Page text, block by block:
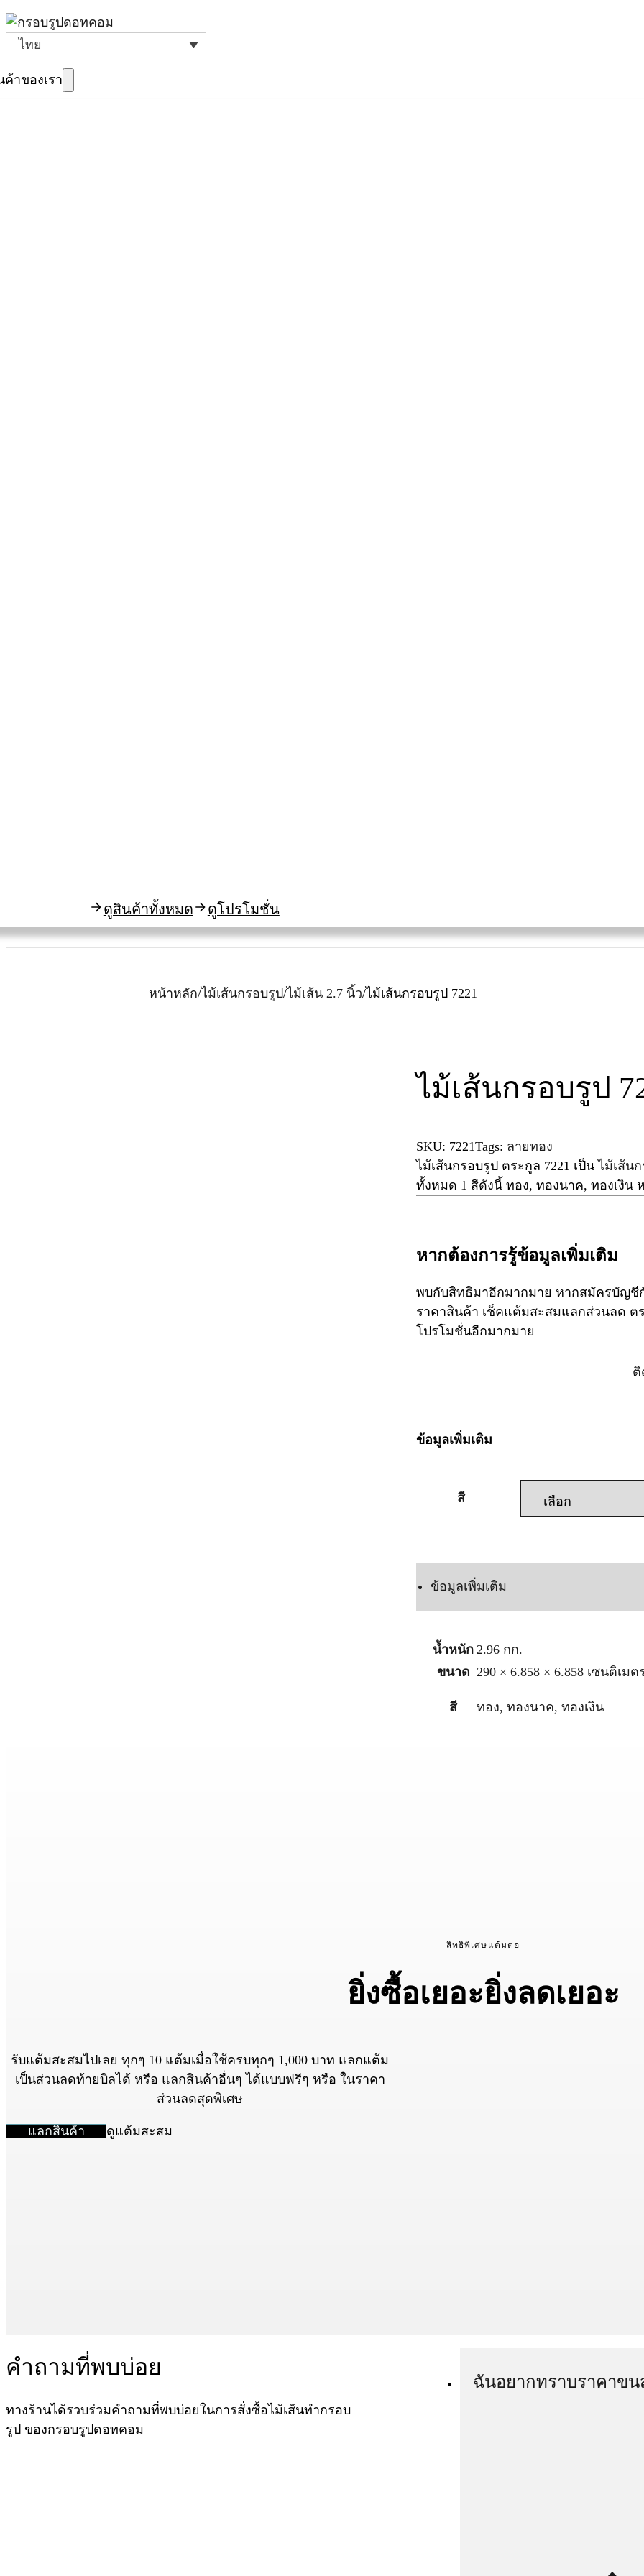
ไทย
ค้าของเรา
ดูสินค้าทั้งหมด ดูโปรโมชั่น
หน้าหลัก/ไม้เส้นกรอบรูป/ไม้เส้น 2.7 นิ้ว/ไม้เส้นกรอบรูป 7221
ไม้เส้นกรอบรูป
SKU: 7221Tags: ลายทอง
ไม้เส้นกรอบรูป ตระกูล 7221 เป็นไม้เส้น
ทั้งหมด 1 สีดังนี้ ทอง, ทองนาค, ทองเงิน
หากต้องการรู้ข้อมูลเพิ่มเติม
พบกับสิทธิมาอีกมากมาย หากสมัครบัญชี
ราคาสินค้า เช็คแต้มสะสมแลกส่วนลด ต
โปรโมชั่นอีกมากมาย
ติ
ข้อมูลเพิ่มเติม
สี
ข้อมูลเพิ่มเติม
น้ำหนัก 2.96 กก.
ขนาด 290 × 6.858 × 6.858 เซนติเมต
สี ทอง,ทองนาค,ทองเงิน
ยิ่งซื้อเยอะยิ่งลดเยอะ
สิทธิพิเศษแต้มต่อ
รับแต้มสะสมไปเลย ทุกๆ 10 แต้มเมื่อใช้ครบทุกๆ 1,000 บาท แลกแต้ม
เป็นส่วนลดท้ายบิลได้ หรือ แลกสินค้าอื่นๆ ได้แบบฟรีๆ หรือ ในราคา
ส่วนลดสุดพิเศษ
แลกสินค้า ดูแต้มสะสม
คำถามที่พบบ่อย
ทางร้านได้รวบร่วมคำถามที่พบบ่อยในการสั่งซื้อไม้เส้นทำกรอบ
รูป ของกรอบรูปดอทคอม
ฉันอยากทราบราคาขน